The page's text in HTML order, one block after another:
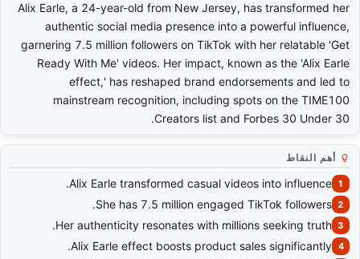
Alix Earle, a 24-year-old from New Jersey, has transformed her
authentic social media presence into a powerful influence,
garnering 7.5 million followers on TikTok with her relatable 'Get
Ready With Me' videos. Her impact, known as the 'Alix Earle
effect,' has reshaped brand endorsements and led to
mainstream recognition, including spots on the TIME100
Creators list and Forbes 30 Under 30.
أهم النقاط
Alix Earle transformed casual videos into influence.
She has 7.5 million engaged TikTok followers.
Her authenticity resonates with millions seeking truth.
Alix Earle effect boosts product sales significantly.